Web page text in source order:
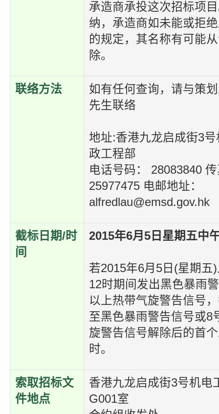
承造商承投这次招标项
纳，承造商如未能或拒
的规定，其名称有可能
除。
联络方法
如有任何查询，请与策
先生联络
地址:香港九龙启成街3
政工程部
电话号码： 28083840
25977475 电邮地址：
alfredlau@emsd.gov.hk
截标日期/时
间
2015年6月5日星期五中
若2015年6月5日(星期五
12时期间发出黑色暴雨
以上热带气旋警告信号
至黑色暴雨警告信号或8
旋警告信号解除后的首
时。
索取招标文
件地点
香港九龙启成街3号机电
G001室